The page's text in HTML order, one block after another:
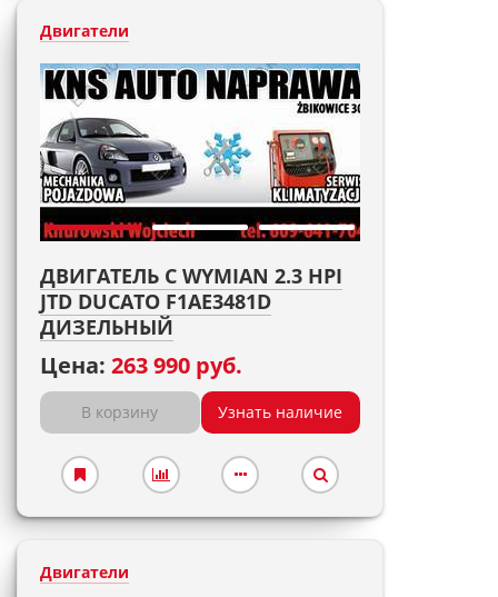
Двигатели
ДВИГАТЕЛЬ С WYMIAN 2.3 HPI
JTD DUCATO F1AE3481D
ДИЗЕЛЬНЫЙ
Цена: 263 990 руб.
В корзину Узнать наличие
Двигатели